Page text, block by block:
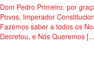
Dom Pedro Primeiro, por
Povos, Imperador
Fazemos saber a todos os
Decretou, e Nós Queremos